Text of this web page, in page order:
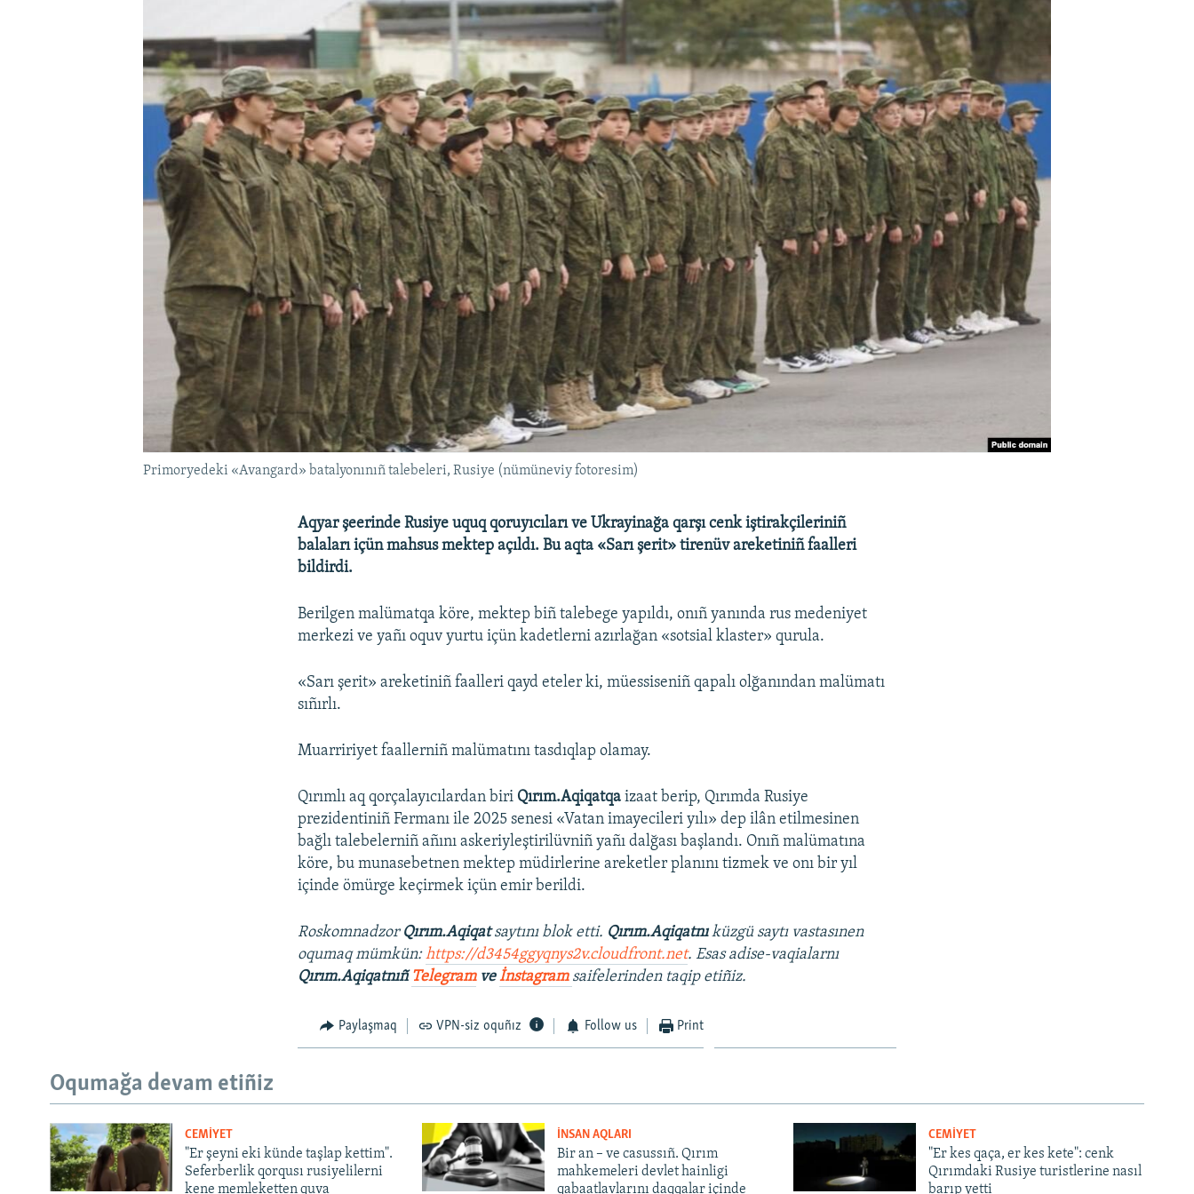
Primoryedeki «Avangard» batalyonınıñ talebeleri, Rusiye (nümüneviy fotoresim)
Aqyar şeerinde Rusiye uquq qoruyıcıları ve Ukrayinağa qarşı cenk iştirakçileriniñ
balaları içün mahsus mektep açıldı. Bu aqta «Sarı şerit» tirenüv areketiniñ faalleri
bildirdi.
Berilgen malümatqa köre, mektep biñ talebege yapıldı, onıñ yanında rus medeniyet
merkezi ve yañı oquv yurtu içün kadetlerni azırlağan «sotsial klaster» qurula.
«Sarı şerit» areketiniñ faalleri qayd eteler ki, müessiseniñ qapalı olğanından malümatı
sıñırlı.
Muarririyet faallerniñ malümatını tasdıqlap olamay.
Qırımlı aq qorçalayıcılardan biri Qırım.Aqiqatqaizaat berip, Qırımda Rusiye
prezidentiniñ Fermanı ile 2025 senesi «Vatan imayecileri yılı» dep ilân etilmesinen
bağlı talebelerniñ añını askeriyleştirilüvniñ yañı dalğası başlandı. Onıñ malümatına
köre, bu munasebetnen mektep müdirlerine areketler planını tizmek ve onı bir yıl
içinde ömürge keçirmek içün emir berildi.
Roskomnadzor Qırım.Aqiqatsaytını blok etti. Qırım.Aqiqatnıküzgü saytı vastasınen
oqumaq mümkün:https://d3454ggyqnys2v.cloudfront.net. Esas adise-vaqialarnı
Qırım.AqiqatnıñTelegramveİnstagram saifelerinden taqip etiñiz.
Paylaşmaq VPN-siz oquñız Follow us Print
Oqumağa devam etiñiz
CEMİYET
"Er şeyni eki künde taşlap kettim".
Seferberlik qorqusı rusiyelilerni
kene memleketten quva
İNSAN AQLARI
Bir an – ve casussıñ. Qırım
mahkemeleri devlet hainligi
qabaatlavlarını daqqalar içinde
CEMİYET
"Er kes qaça, er kes kete": cenk
Qırımdaki Rusiye turistlerine nasıl
barıp yetti